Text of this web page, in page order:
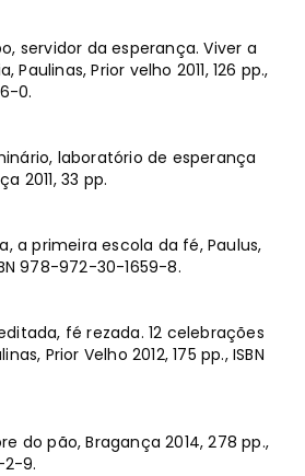
servidor da esperança. Viver a
Prior velho 2011, 126 pp.,
0.
laboratório de esperança
2011, 33 pp.
a primeira escola da fé, Paulus,
978-972-30-1659-8.
fé rezada. 12 celebrações
Prior Velho 2012, 175 pp., ISBN
do pão, Bragança 2014, 278 pp.,
2-9.